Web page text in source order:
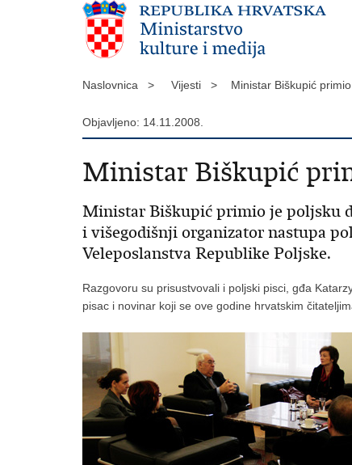
Naslovnica > Vijesti > Ministar Biškupić
Objavljeno: 14.11.2008.
Ministar Biškupić
Ministar Biškupić primio je poljsku
i višegodišnji organizator nastupa
Veleposlanstva Republike Poljske.
Razgovoru su prisustvovali i poljski pisci, gđa
pisac i novinar koji se ove godine hrvatskim